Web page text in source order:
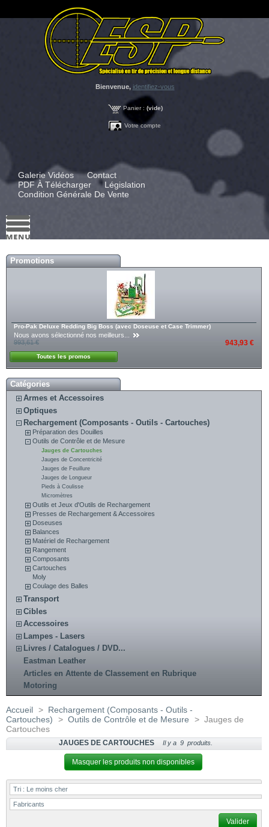
Bienvenue, identifiez-vous
Panier : (vide)
Votre compte
Galerie Vidéos
Contact
PDF À Télécharger
Législation
Condition Générale De Vente
Promotions
Pro-Pak Deluxe Redding Big Boss (avec Doseuse et Case Trimmer)
Nous avons sélectionné nos meilleurs...
993,61 €
943,93 €
Toutes les promos
Catégories
Armes et Accessoires
Optiques
Rechargement (Composants - Outils - Cartouches)
Préparation des Douilles
Outils de Contrôle et de Mesure
Jauges de Cartouches
Jauges de Concentricité
Jauges de Feuillure
Jauges de Longueur
Pieds à Coulisse
Micromètres
Outils et Jeux d'Outils de Rechargement
Presses de Rechargement & Accessoires
Doseuses
Balances
Matériel de Rechargement
Rangement
Composants
Cartouches
Moly
Coulage des Balles
Transport
Cibles
Accessoires
Lampes - Lasers
Livres / Catalogues / DVD...
Eastman Leather
Articles en Attente de Classement en Rubrique
Motoring
Accueil > Rechargement (Composants - Outils -
Cartouches)
> Outils de Contrôle et de Mesure > Jauges de
Cartouches
JAUGES DE CARTOUCHES Il y a 9 produits.
Masquer les produits non disponibles
Tri : Le moins cher
Fabricants
Valider